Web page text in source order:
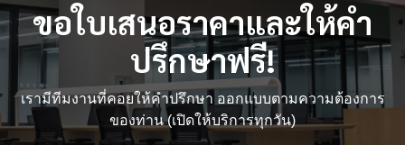
ขอใบเสนอราคาและให้คำ
ปรึกษาฟรี!
เรามีทีมงานที่คอยให้คำปรึกษา ออกแบบตามความต้องการ
ของท่าน (เปิดให้บริการทุกวัน)